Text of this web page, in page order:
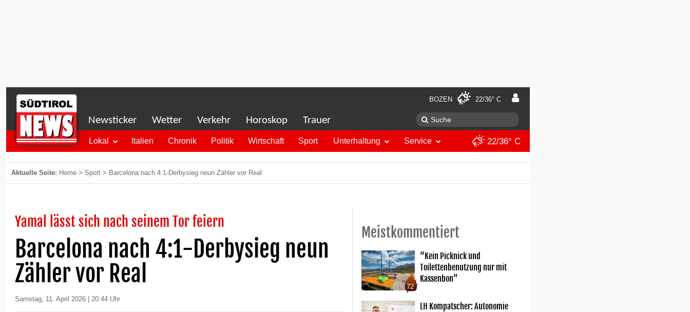
BOZEN 22/36° C
Newsticker Wetter Verkehr Horoskop Trauer
Lokal Italien Chronik Politik Wirtschaft Sport Unterhaltung Service 22/36° C
Aktuelle Seite: Home > Sport > Barcelona nach 4:1-Derbysieg neun Zähler vor Real
Yamal lässt sich nach seinem Tor feiern
Barcelona nach 4:1-Derbysieg neun
Zähler vor Real
Samstag, 11. April 2026 | 20:44 Uhr
Meistkommentiert
72
“Kein Picknick und
Toilettenbenutzung nur mit
Kassenbon”
LH Kompatscher: Autonomie